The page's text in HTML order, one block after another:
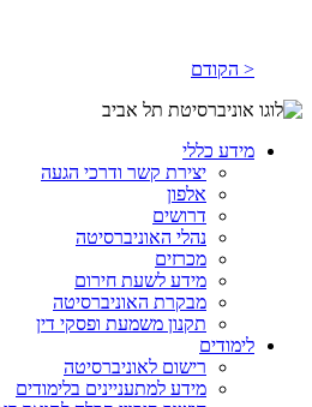
< הקודם
מידע כללי
יצירת קשר ודרכי הגעה
אלפון
דרושים
נהלי האוניברסיטה
מכרזים
מידע לשעת חירום
מבקרת האוניברסיטה
תקנון משמעת ופסקי דין
לימודים
רישום לאוניברסיטה
מידע למתעניינים בלימודים